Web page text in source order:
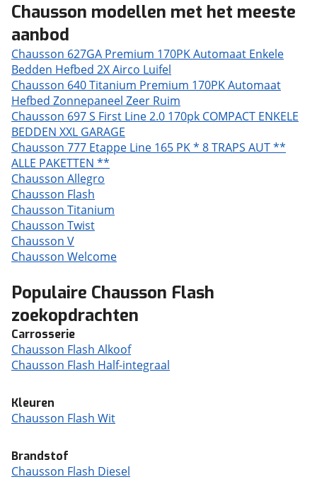
Chausson modellen met het meeste
aanbod
Chausson 627GA Premium 170PK Automaat Enkele
Bedden Hefbed 2X Airco Luifel
Chausson 640 Titanium Premium 170PK Automaat
Hefbed Zonnepaneel Zeer Ruim
Chausson 697 S First Line 2.0 170pk COMPACT ENKELE
BEDDEN XXL GARAGE
Chausson 777 Etappe Line 165 PK * 8 TRAPS AUT **
ALLE PAKETTEN **
Chausson Allegro
Chausson Flash
Chausson Titanium
Chausson Twist
Chausson V
Chausson Welcome
Populaire Chausson Flash
zoekopdrachten
Carrosserie
Chausson Flash Alkoof
Chausson Flash Half-integraal
Kleuren
Chausson Flash Wit
Brandstof
Chausson Flash Diesel